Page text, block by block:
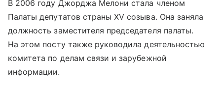
В 2006 году Джорджа Мелони стала членом
Палаты депутатов страны XV созыва. Она заняла
должность заместителя председателя палаты.
На этом посту также руководила деятельностью
комитета по делам связи и зарубежной
информации.